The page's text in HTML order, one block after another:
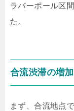
ラバーポール区
た。
合流渋滞の増
まず、合流地点